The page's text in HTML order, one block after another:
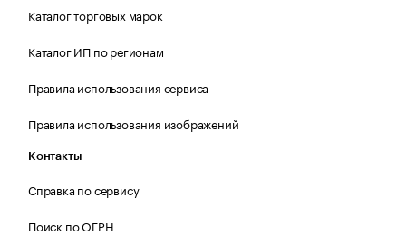
Каталог торговых марок
Каталог ИП по регионам
Правила использования сервиса
Правила использования изображений
Контакты
Справка по сервису
Поиск по ОГРН